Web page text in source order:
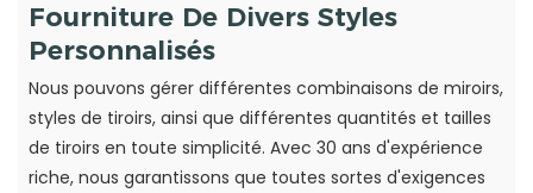
Fourniture De Divers Styles
Personnalisés
Nous pouvons gérer différentes combinaisons de miroirs,
styles de tiroirs, ainsi que différentes quantités et tailles
de tiroirs en toute simplicité. Avec 30 ans d'expérience
riche, nous garantissons que toutes sortes d'exigences